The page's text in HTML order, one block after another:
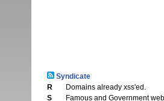
Syndicate
R
Domains already xss'ed.
S
Famous and Government